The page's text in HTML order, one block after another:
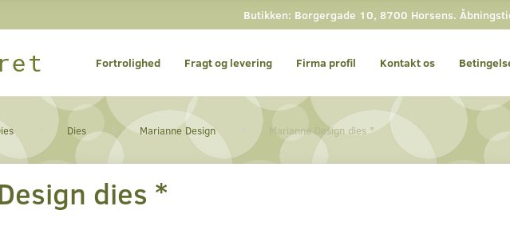
Butikken: Borgergade 10, 8700 Horsens.
Fortrolighed Fragt og levering Firma profil Kontakt os
Dies Marianne Design Marianne Design dies *
dies *